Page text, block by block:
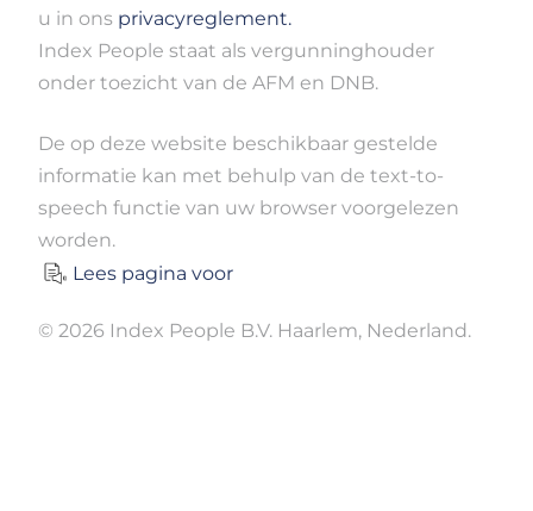
u in ons privacyreglement.
Index People staat als vergunninghouder
onder toezicht van de AFM en DNB.
De op deze website beschikbaar gestelde
informatie kan met behulp van de text-to-
speech functie van uw browser voorgelezen
worden.
Lees pagina voor
© 2026 Index People B.V. Haarlem, Nederland.